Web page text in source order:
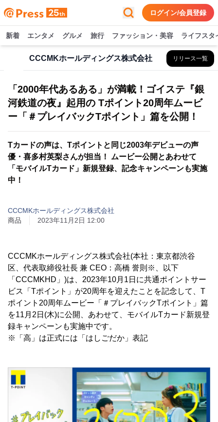
ログイン/会員登録
新着 エンタメ グルメ 旅行 ファッション・美容 ライフスタ
CCCMKホールディングス株式会社 リリース一覧
「2000年代あるある」が満載！ゴイステ『銀
河鉄道の夜』起用の Tポイント20周年ムービ
ー「＃プレイバックTポイント」篇を公開！
Tカードの声は、Tポイントと同じ2003年デビューの声
優・喜多村英梨さんが担当！ ムービー公開とあわせて
「モバイルTカード」新規登録、記念キャンペーンも実施
中！
CCCMKホールディングス株式会社
商品
2023年11月2日 12:00
CCCMKホールディングス株式会社(本社：東京都渋谷
区、代表取締役社長 兼 CEO：高橋 誉則※、以下
「CCCMKHD」)は、2023年10月1日に共通ポイントサー
ビス「Tポイント」が20周年を迎えたことを記念して、T
ポイント20周年ムービー「＃プレイバックTポイント」篇
を11月2日(木)に公開、あわせて、モバイルTカード新規登
録キャンペーンも実施中です。
※「高」は正式には「はしごだか」表記